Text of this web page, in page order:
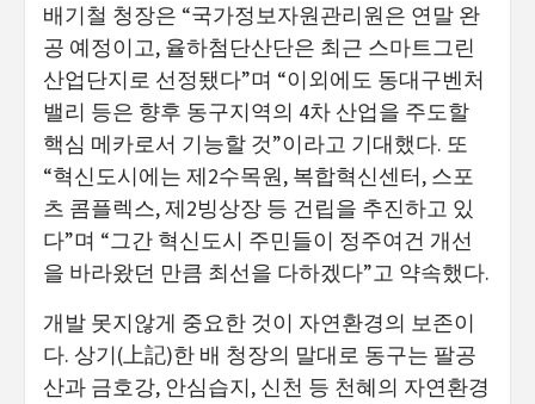
배기철 청장은 “국가정보자원관리원은 연말 완
공 예정이고, 율하첨단산단은 최근 스마트그린
산업단지로 선정됐다”며 “이외에도 동대구벤처
밸리 등은 향후 동구지역의 4차 산업을 주도할
핵심 메카로서 기능할 것”이라고 기대했다. 또
“혁신도시에는 제2수목원, 복합혁신센터, 스포
츠 콤플렉스, 제2빙상장 등 건립을 추진하고 있
다”며 “그간 혁신도시 주민들이 정주여건 개선
을 바라왔던 만큼 최선을 다하겠다”고 약속했다.
개발 못지않게 중요한 것이 자연환경의 보존이
다. 상기(上記)한 배 청장의 말대로 동구는 팔공
산과 금호강, 안심습지, 신천 등 천혜의 자연환경